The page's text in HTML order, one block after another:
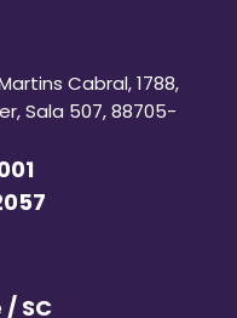
Cabral, 1788,
Sala 507, 88705-
SC